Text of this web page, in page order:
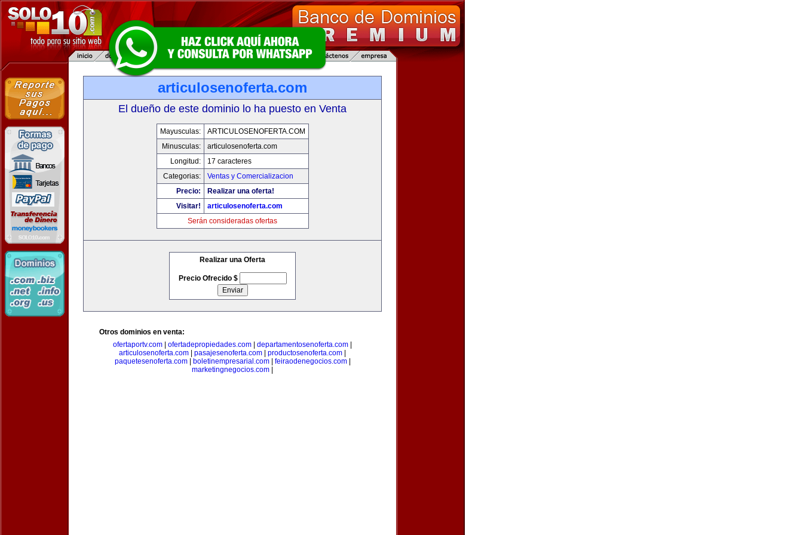
articulosenoferta.com
El dueño de este dominio lo ha puesto en Venta
Mayusculas:
ARTICULOSENOFERTA.COM
Minusculas:
articulosenoferta.com
Longitud:
17 caracteres
Categorias:
Ventas y Comercializacion
Precio:
Realizar una oferta!
Visitar!
articulosenoferta.com
Serán consideradas ofertas
Realizar una Oferta
Precio Ofrecido $
Otros dominios en venta:
ofertaportv.com
ofertadepropiedades.com departamentosenoferta.com
articulosenoferta.com
pasajesenoferta.com productosenoferta.com
paquetesenoferta.com| boletinempresarial.com| feiraodenegocios.com|
marketingnegocios.com